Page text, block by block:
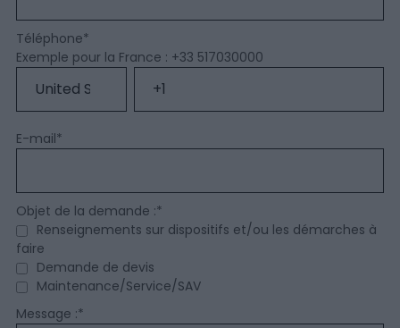
Téléphone*
Exemple pour la France : +33 517030000
E-mail*
Objet de la demande :*
Renseignements sur dispositifs et/ou les démarches à
faire
Demande de devis
Maintenance/Service/SAV
Message :*